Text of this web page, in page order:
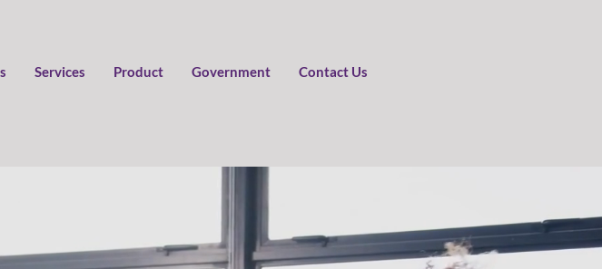
Services Product Government Contact Us